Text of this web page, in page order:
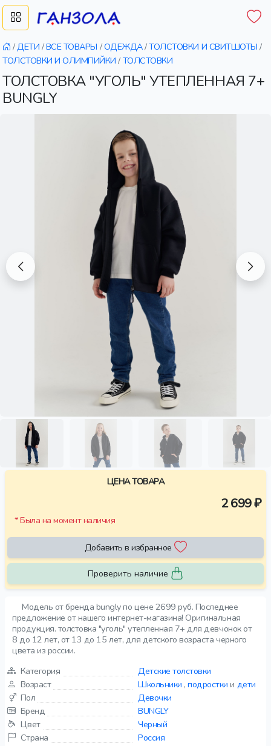
/ДЕТИ /ВСЕ ТОВАРЫ /ОДЕЖДА/ТОЛСТОВКИ И СВИТШОТЫ /
ТОЛСТОВКИ И ОЛИМПИЙКИ / ТОЛСТОВКИ
ТОЛСТОВКА "УГОЛЬ" УТЕПЛЕННАЯ 7+
BUNGLY
Модель от бренда bungly по цене 2699 руб. Последнее
предложение от нашего интернет-магазина! Оригинальная
продукция. толстовка "уголь" утепленная 7+ для девчонок от
8 до 12 лет, от 13 до 15 лет, для детского возраста черного
цвета из россии.
Категория
Детские толстовки
Возраст
Школьники ,подростки и дети
Пол
Девочки
Бренд
BUNGLY
Цвет
Черный
Страна
Россия
ЦЕНА ТОВАРА
2 699 ₽
* Была на момент наличия
Добавить в избранное
Проверить наличие